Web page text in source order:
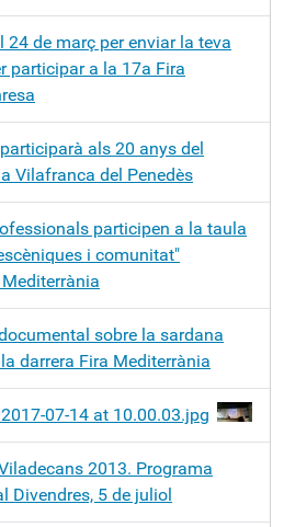
24 de març per enviar la teva
participar a la 17a Fira
als 20 anys del
Vilafranca del Penedès
participen a la taula
i comunitat"
sobre la sardana
darrera Fira Mediterrània
07-14 at 10.00.03.jpg
2013. Programa
Divendres, 5 de juliol